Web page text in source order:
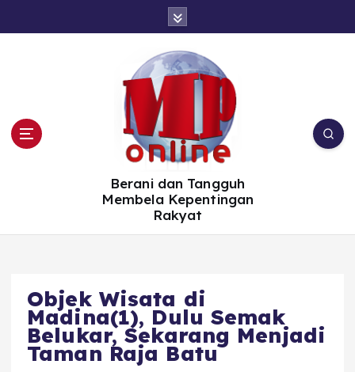
Berani dan Tangguh
Membela Kepentingan
Rakyat
Objek Wisata di
Madina(1), Dulu Semak
Belukar, Sekarang Menjadi
Taman Raja Batu